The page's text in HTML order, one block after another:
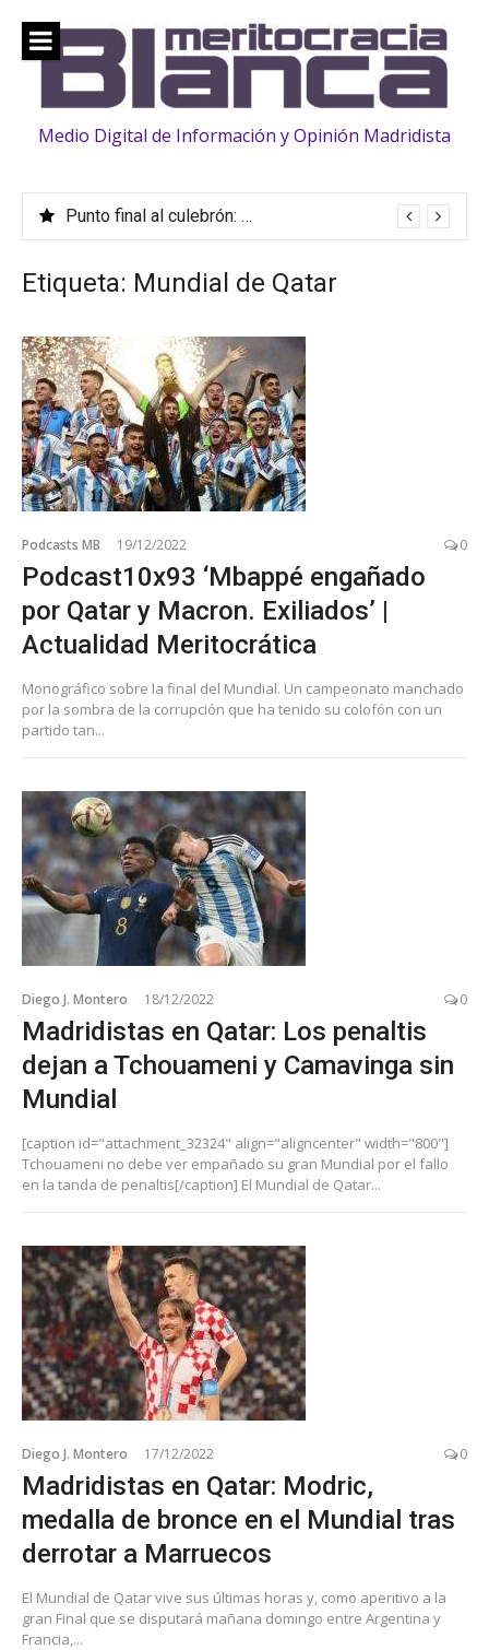
contenido
Medio Digital de Información y Opinión Madridista
Punto final al culebrón: Vinicius, renovado hasta 2032
Etiqueta: Mundial de Qatar
Podcasts MB 19/12/2022 0
Podcast10x93 ‘Mbappé engañado
por Qatar y Macron. Exiliados’ |
Actualidad Meritocrática
Monográfico sobre la final del Mundial. Un campeonato manchado
por la sombra de la corrupción que ha tenido su colofón con un
partido tan...
Diego J. Montero 18/12/2022 0
Madridistas en Qatar: Los penaltis
dejan a Tchouameni y Camavinga sin
Mundial
[caption id="attachment_32324" align="aligncenter" width="800"]
Tchouameni no debe ver empañado su gran Mundial por el fallo
en la tanda de penaltis[/caption] El Mundial de Qatar...
Diego J. Montero 17/12/2022 0
Madridistas en Qatar: Modric,
medalla de bronce en el Mundial tras
derrotar a Marruecos
El Mundial de Qatar vive sus últimas horas y, como aperitivo a la
gran Final que se disputará mañana domingo entre Argentina y
Francia,...